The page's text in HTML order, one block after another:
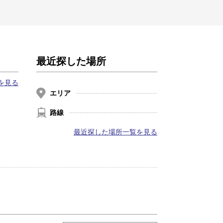
見る
最近探した場所
エリア
路線
最近探した場所一覧を見る